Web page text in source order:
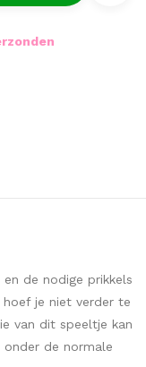
de nodige prikkels
je niet verder te
van dit speeltje kan
onder de normale